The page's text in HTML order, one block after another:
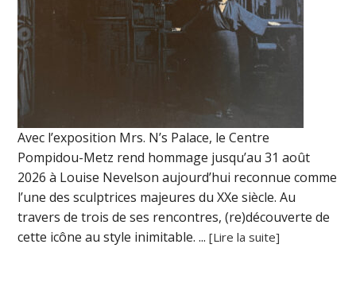
Avec l’exposition Mrs. N’s Palace, le Centre
Pompidou-Metz rend hommage jusqu’au 31 août
2026 à Louise Nevelson aujourd’hui reconnue comme
l’une des sculptrices majeures du XXe siècle. Au
travers de trois de ses rencontres, (re)découverte de
cette icône au style inimitable. ...[Lire la suite]